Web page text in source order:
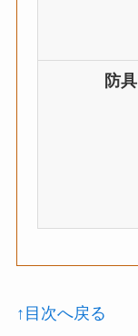
防具
↑目次へ戻る